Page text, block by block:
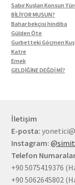
Sabır Kuşları Konsun
BİLİYOR MUSUN?
Bahar bekçisi hindiba
Gülden Öte
Gurbetteki Göçmen Kuş
Katre
Emek
GELDİĞİNE DEĞDİ Mİ?
İletişim
E-posta:
Instagram:
Telefon
+90 5075419376
+90 5062645802